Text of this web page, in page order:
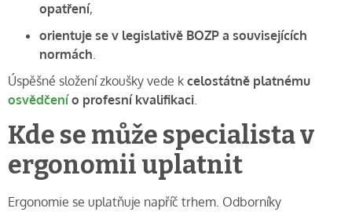
opatření,
orientuje se v legislativě BOZP a souvisejících
normách
Úspěšné složení zkoušky vede k celostátně platnému
osvědčenío profesní kvalifikaci
Kde se může specialista v
ergonomii uplatnit
Ergonomie se uplatňuje napříč trhem. Odborníky